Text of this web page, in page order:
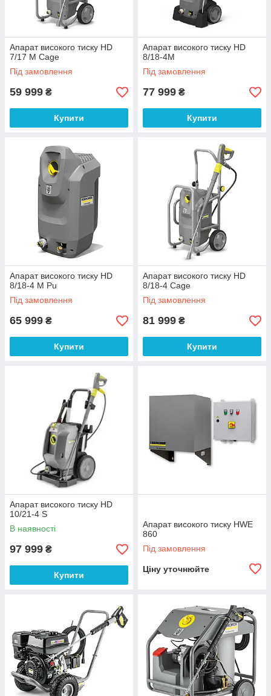
Апарат високого тиску HD
7/17 M Cage
Під замовлення
59 999 ₴
Купити
Апарат високого тиску HD
8/18-4M
Під замовлення
77 999 ₴
Купити
Апарат високого тиску HD
8/18-4 M Pu
Під замовлення
65 999 ₴
Купити
Апарат високого тиску HD
8/18-4 Cage
Під замовлення
81 999 ₴
Купити
Апарат високого тиску HD
10/21-4 S
В наявності
97 999 ₴
Купити
Апарат високого тиску HWE
860
Під замовлення
Ціну уточнюйте